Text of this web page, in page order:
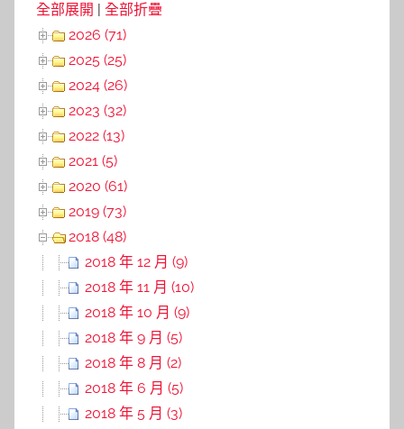
全部展開
全部折疊
2026 (71)
2025 (25)
2024 (26)
2023 (32)
2022 (13)
2021 (5)
2020 (61)
2019 (73)
2018 (48)
2018 年 12 月 (9)
2018 年 11 月 (10)
2018 年 10 月 (9)
2018 年 9 月 (5)
2018 年 8 月 (2)
2018 年 6 月 (5)
2018 年 5 月 (3)